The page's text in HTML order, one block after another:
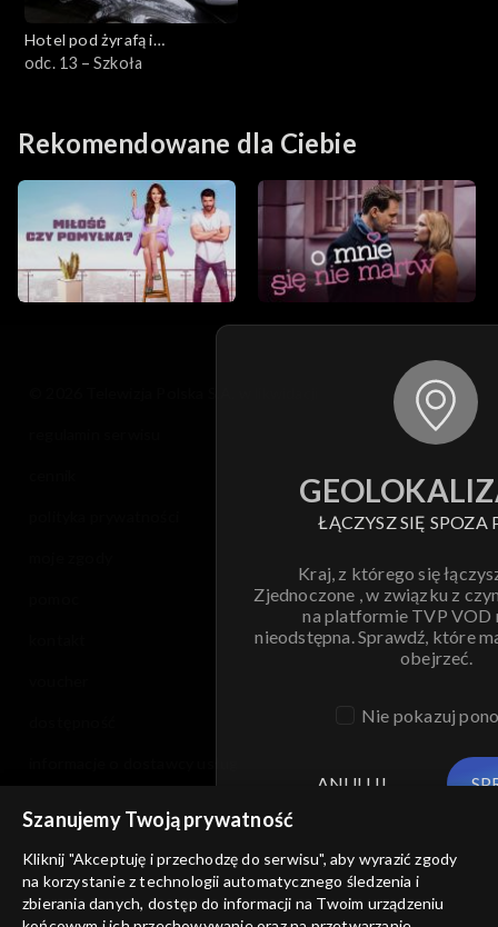
Hotel pod żyrafą i
nosorożcem
odc. 13 – Szkoła
Rekomendowane dla Ciebie
ŁĄCZYSZ SIĘ SPOZA
Kraj, z którego się
Zjednoczone , w związku z
na platformie TVP VOD
nieodstępna. Sprawdź, które
obejrzeć.
Nie pokazuj
ANULUJ
Szanujemy Twoją prywatność
Kliknij "Akceptuję i przechodzę do serwisu", aby wyrazić zgody
na korzystanie z technologii automatycznego śledzenia i
zbierania danych, dostęp do informacji na Twoim urządzeniu